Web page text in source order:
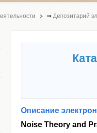
⇒ Депозитарий
Описание
Noise Theory and